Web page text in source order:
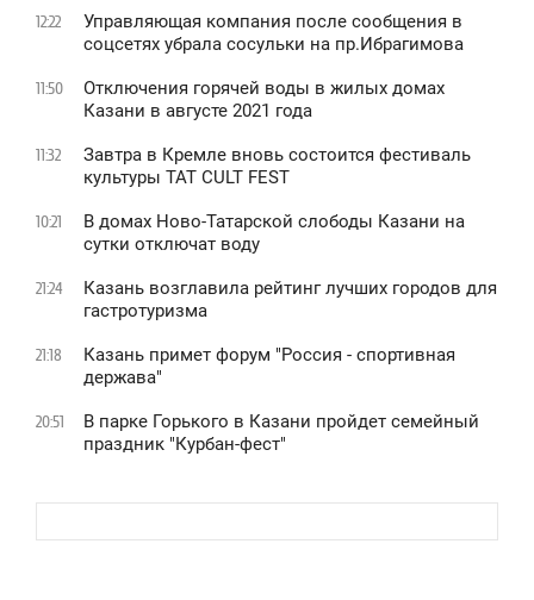
12:22
Управляющая компания после сообщения в
соцсетях убрала сосульки на пр.Ибрагимова
11:50
Отключения горячей воды в жилых домах
Казани в августе 2021 года
11:32
Завтра в Кремле вновь состоится фестиваль
культуры TAT CULT FEST
10:21
В домах Ново-Татарской слободы Казани на
сутки отключат воду
21:24
Казань возглавила рейтинг лучших городов для
гастротуризма
21:18
Казань примет форум "Россия - спортивная
держава"
20:51
В парке Горького в Казани пройдет семейный
праздник "Курбан-фест"